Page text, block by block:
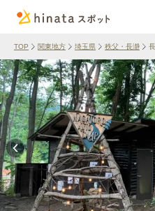
TOP 関東地方 埼玉県 秩父・長瀞